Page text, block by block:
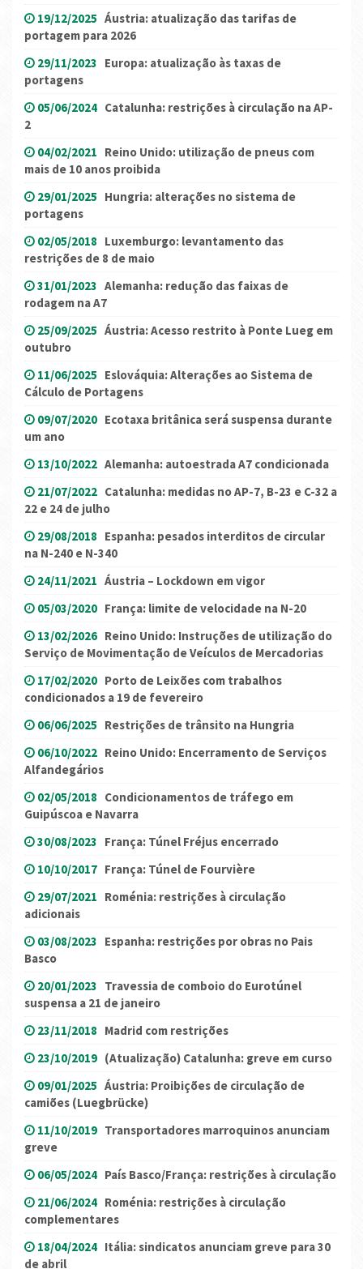
19/12/2025 Áustria: atualização das tarifas de
portagem para 2026
29/11/2023 Europa: atualização às taxas de
portagens
05/06/2024 Catalunha: restrições à circulação na AP-
2
04/02/2021 Reino Unido: utilização de pneus com
mais de 10 anos proibida
29/01/2025 Hungria: alterações no sistema de
portagens
02/05/2018 Luxemburgo: levantamento das
restrições de 8 de maio
31/01/2023 Alemanha: redução das faixas de
rodagem na A7
25/09/2025 Áustria: Acesso restrito à Ponte Lueg em
outubro
11/06/2025 Eslováquia: Alterações ao Sistema de
Cálculo de Portagens
09/07/2020 Ecotaxa britânica será suspensa durante
um ano
13/10/2022 Alemanha: autoestrada A7 condicionada
21/07/2022 Catalunha: medidas no AP-7, B-23 e C-32 a
22 e 24 de julho
29/08/2018 Espanha: pesados interditos de circular
na N-240 e N-340
24/11/2021 Áustria – Lockdown em vigor
05/03/2020 França: limite de velocidade na N-20
13/02/2026 Reino Unido: Instruções de utilização do
Serviço de Movimentação de Veículos de Mercadorias
17/02/2020 Porto de Leixões com trabalhos
condicionados a 19 de fevereiro
06/06/2025 Restrições de trânsito na Hungria
06/10/2022 Reino Unido: Encerramento de Serviços
Alfandegários
02/05/2018 Condicionamentos de tráfego em
Guipúscoa e Navarra
30/08/2023 França: Túnel Fréjus encerrado
10/10/2017 França: Túnel de Fourvière
29/07/2021 Roménia: restrições à circulação
adicionais
03/08/2023 Espanha: restrições por obras no Pais
Basco
20/01/2023 Travessia de comboio do Eurotúnel
suspensa a 21 de janeiro
23/11/2018 Madrid com restrições
23/10/2019 (Atualização) Catalunha: greve em curso
09/01/2025 Áustria: Proibições de circulação de
camiões (Luegbrücke)
11/10/2019 Transportadores marroquinos anunciam
greve
06/05/2024 País Basco/França: restrições à circulação
21/06/2024 Roménia: restrições à circulação
complementares
18/04/2024 Itália: sindicatos anunciam greve para 30
de abril